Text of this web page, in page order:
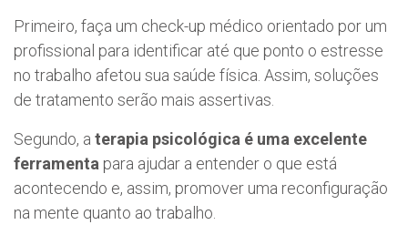
Primeiro, faça um check-up médico orientado por um
profissional para identificar até que ponto o estresse
no trabalho afetou sua saúde física. Assim, soluções
de tratamento serão mais assertivas.
Segundo, a terapia psicológica é uma excelente
ferramenta para ajudar a entender o que está
acontecendo e, assim, promover uma reconfiguração
na mente quanto ao trabalho.